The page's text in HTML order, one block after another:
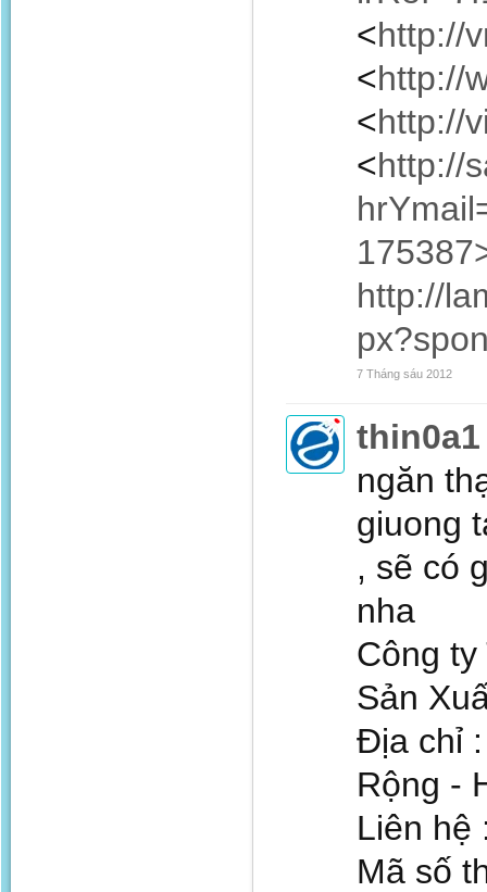
<http://
<http://
<http://
<http://
http://
7 Tháng sáu 2012
thin0a1
ngăn
giuong
, sẽ có
nha
Công
Sản
Địa chỉ
Rộng -
Liên hệ
Mã số